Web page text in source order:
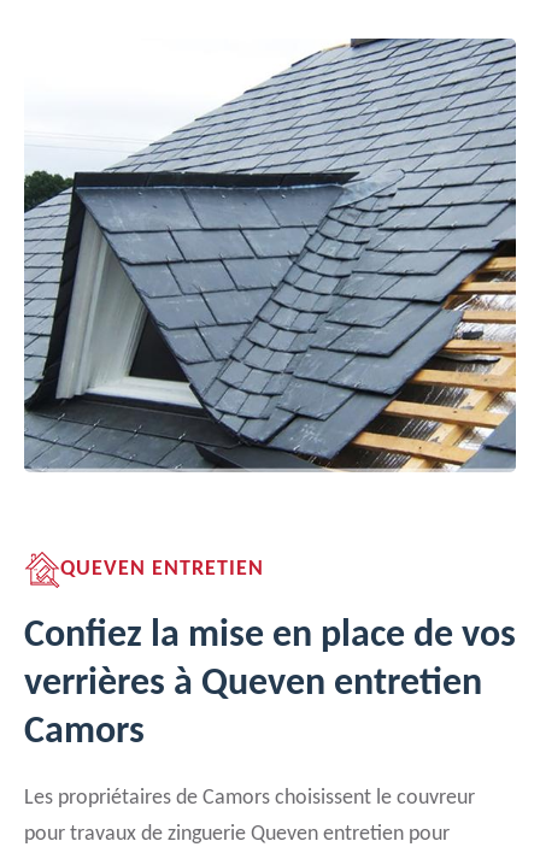
QUEVEN ENTRETIEN
Confiez la mise en place de vos
verrières à Queven entretien
Camors
Les propriétaires de Camors choisissent le couvreur
pour travaux de zinguerie Queven entretien pour